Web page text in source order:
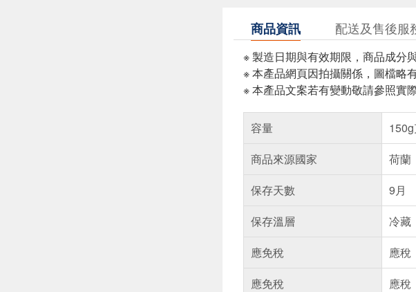
商品資訊 配送及售後服
※ 製造日期與有效期限，商品成分
※ 本產品網頁因拍攝關係，圖檔略
※ 本產品文案若有變動敬請參照實
容量
商品來源國家
荷蘭
保存天數
9月
保存溫層
冷藏
應免稅
應稅
應免稅
應稅